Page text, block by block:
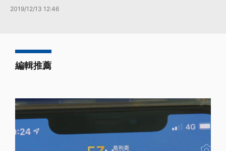
2019/12/13 12:46
編輯推薦